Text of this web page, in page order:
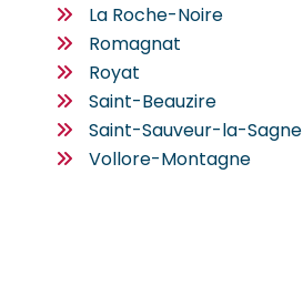
La Roche-Noire
Romagnat
Royat
Saint-Beauzire
Saint-Sauveur-la-Sagne
Vollore-Montagne